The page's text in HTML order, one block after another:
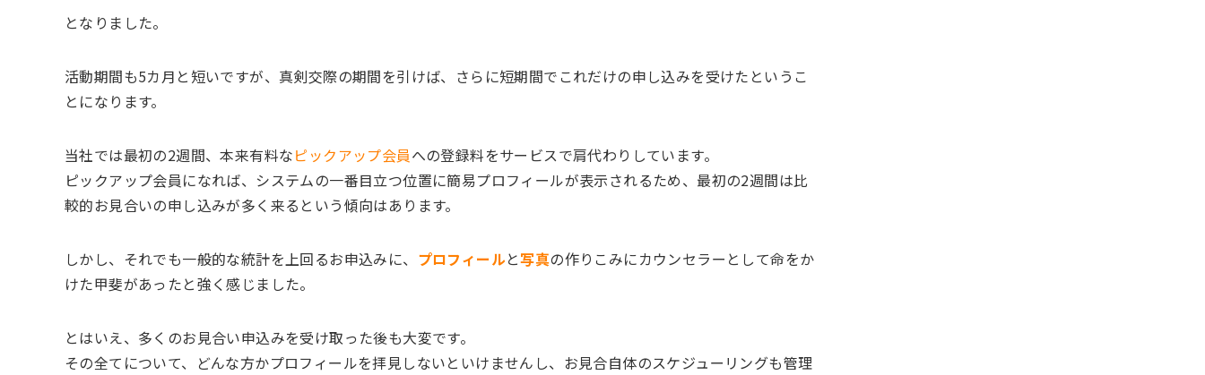
となりました。
活動期間も5カ月と短いですが、真剣交際の期間を引けば、さらに短期間でこれだけの申し込みを受けたというこ
とになります。
当社では最初の2週間、本来有料なピックアップ会員への登録料をサービスで肩代わりしています。
ピックアップ会員になれば、システムの一番目立つ位置に簡易プロフィールが表示されるため、最初の2週間は比
較的お見合いの申し込みが多く来るという傾向はあります。
しかし、それでも一般的な統計を上回るお申込みに、 プロフィールと写真の作りこみにカウンセラーとして命をか
けた甲斐があったと強く感じました。
とはいえ、多くのお見合い申込みを受け取った後も大変です。
その全てについて、どんな方かプロフィールを拝見しないといけませんし、お見合自体のスケジューリングも管理